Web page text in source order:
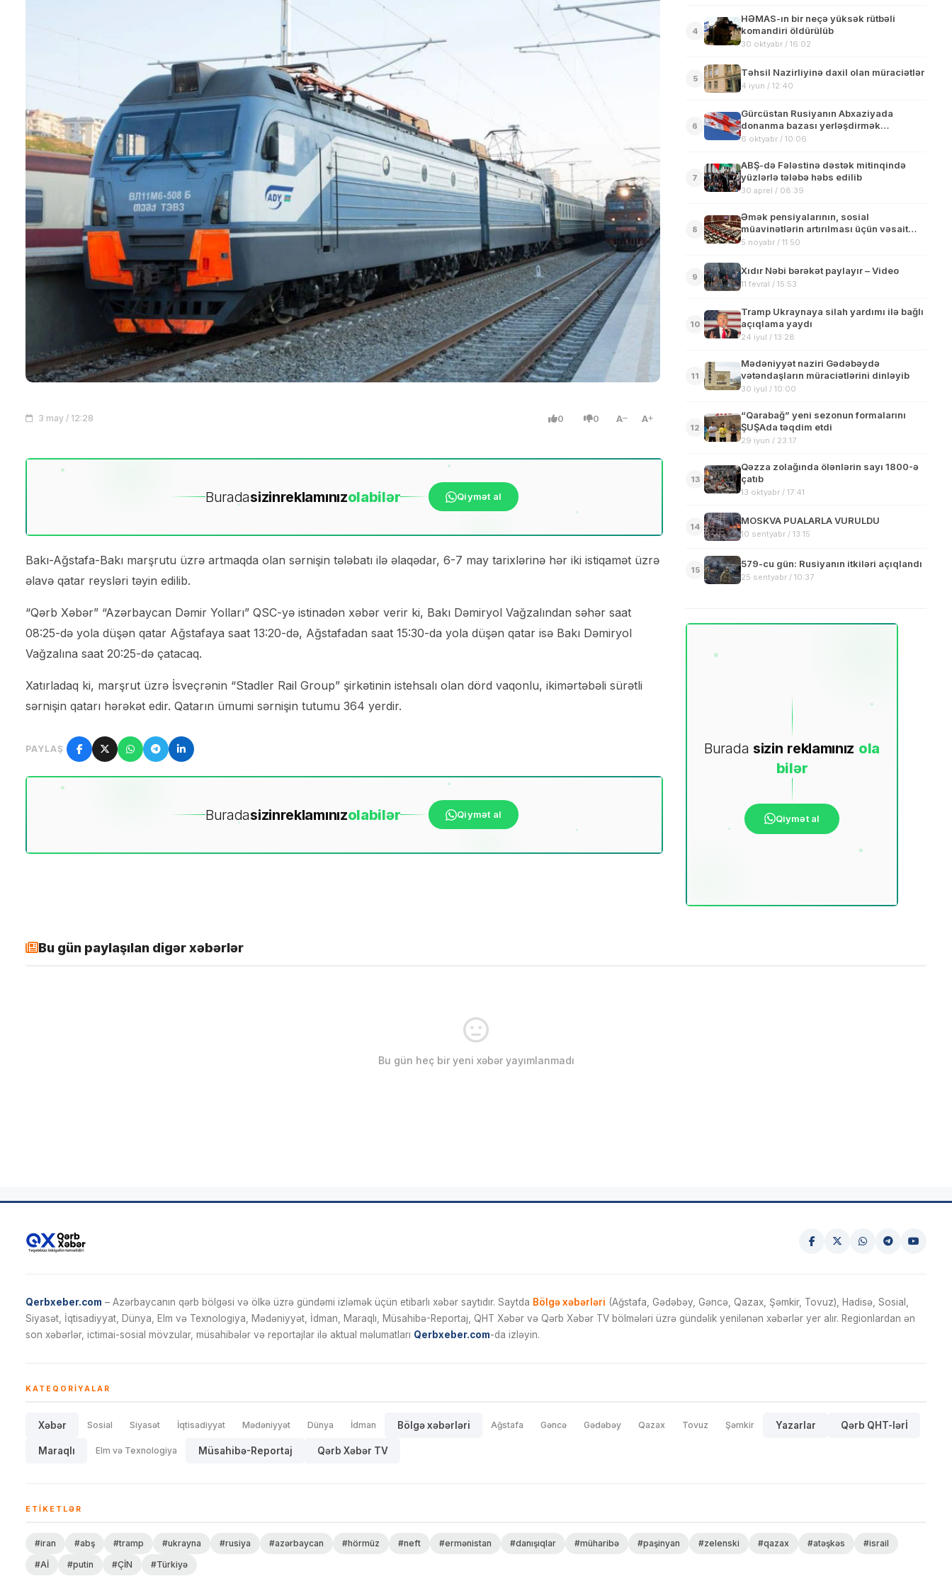
3 may / 12:28 0 0 A A
Buradasizinreklamınızolabilər Qiymət al
Bakı-Ağstafa-Bakı marşrutu üzrə artmaqda olan sərnişin tələbatı ilə əlaqədar, 6-7 may tarixlərinə hər iki istiqamət üzrə
əlavə qatar reysləri təyin edilib.
“Qərb Xəbər” “Azərbaycan Dəmir Yolları” QSC-yə istinadən xəbər verir ki, Bakı Dəmiryol Vağzalından səhər saat
08:25-də yola düşən qatar Ağstafaya saat 13:20-də, Ağstafadan saat 15:30-da yola düşən qatar isə Bakı Dəmiryol
Vağzalına saat 20:25-də çatacaq.
Xatırladaq ki, marşrut üzrə İsveçrənin “Stadler Rail Group” şirkətinin istehsalı olan dörd vaqonlu, ikimərtəbəli sürətli
sərnişin qatarı hərəkət edir. Qatarın ümumi sərnişin tutumu 364 yerdir.
PAYLAŞ
Buradasizinreklamınızolabilər Qiymət al
4
HƏMAS-ın bir neçə yüksək rütbəli
komandiri öldürülüb
30 oktyabr / 16:02
5
Təhsil Nazirliyinə daxil olan müraciətlər
4 iyun / 12:40
6
Gürcüstan Rusiyanın Abxaziyada
donanma bazası yerləşdirmək
planlarına reaksiya verib
6 oktyabr / 10:06
7
ABŞ-də Fələstinə dəstək mitinqində
yüzlərlə tələbə həbs edilib
30 aprel / 08:39
8
Əmək pensiyalarının, sosial
müavinətlərin artırılması üçün vəsait
ayrılıb
5 noyabr / 11:50
9
Xıdır Nəbi bərəkət paylayır – Video
11 fevral / 15:53
10
Tramp Ukraynaya silah yardımı ilə bağlı
açıqlama yaydı
24 iyul / 13:28
11
Mədəniyyət naziri Gədəbəydə
vətəndaşların müraciətlərini dinləyib
30 iyul / 10:00
12
“Qarabağ” yeni sezonun formalarını
ŞUŞAda təqdim etdi
29 iyun / 23:17
13
Qəzza zolağında ölənlərin sayı 1800-ə
çatıb
13 oktyabr / 17:41
14
MOSKVA PUALARLA VURULDU
10 sentyabr / 13:15
15
579-cu gün: Rusiyanın itkiləri açıqlandı
25 sentyabr / 10:37
Burada sizin reklamınız ola
bilər
Qiymət al
Bu gün paylaşılan digər xəbərlər
Bu gün heç bir yeni xəbər yayımlanmadı
Qerbxeber.com – Azərbaycanın qərb bölgəsi və ölkə üzrə gündəmi izləmək üçün etibarlı xəbər saytıdır. Saytda Bölgə xəbərləri (Ağstafa, Gədəbəy, Gəncə, Qazax, Şəmkir, Tovuz), Hadisə, Sosial,
Siyasət, İqtisadiyyat, Dünya, Elm və Texnologiya, Mədəniyyət, İdman, Maraqlı, Müsahibə-Reportaj, QHT Xəbər və Qərb Xəbər TV bölmələri üzrə gündəlik yenilənən xəbərlər yer alır. Regionlardan ən
son xəbərlər, ictimai-sosial mövzular, müsahibələr və reportajlar ilə aktual məlumatları Qerbxeber.com-da izləyin.
KATEQORIYALAR
Xəbər Sosial Siyasət İqtisadiyyat Mədəniyyət Dünya İdman Bölgə xəbərləri Ağstafa Gəncə Gədəbəy Qazax Tovuz Şəmkir Yazarlar Qərb QHT-lərİ
Maraqlı Elm və Texnologiya Müsahibə-Reportaj Qərb Xəbər TV
ETIKETLƏR
#iran #abş #tramp #ukrayna #rusiya #azərbaycan #hörmüz #neft #ermənistan #danışıqlar #müharibə #paşinyan #zelenski #qazax #atəşkəs
#israil
#Aİ
#putin #ÇİN #Türkiyə